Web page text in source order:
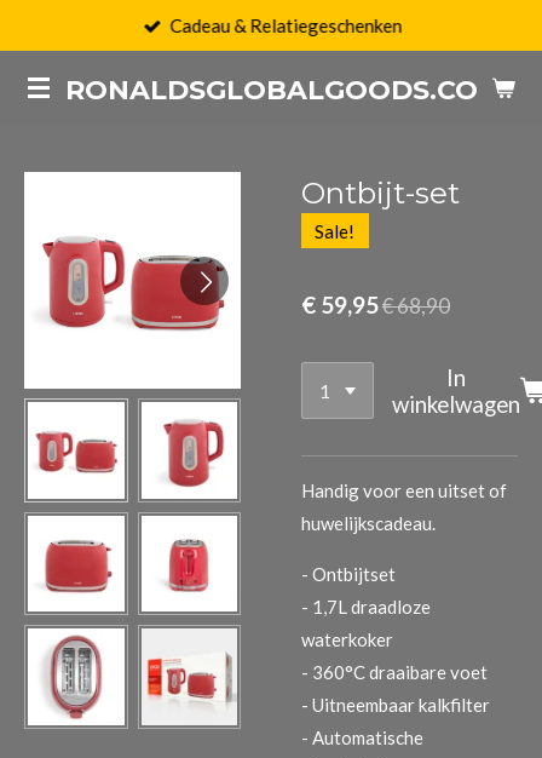
naar
RONALDSGLOBALGOODS.COM
Cadeau & Relatiegeschenken
Ontbijt-set
Sale!
€ 59,95€ 68,90
In
winkelwagen
Handig voor een uitset of
huwelijkscadeau.
- Ontbijtset
- 1,7L draadloze
waterkoker
- 360°C draaibare voet
- Uitneembaar kalkfilter
- Automatische